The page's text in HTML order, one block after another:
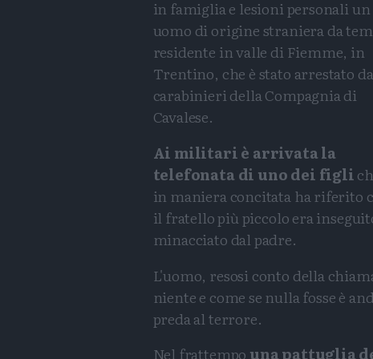
in famiglia e lesioni personali un
uomo di origine straniera da
residente in valle di Fiemme, in
Trentino, che è stato arrestato
carabinieri della Compagnia di
Cavalese.
Ai militari è arrivata la
telefonata di uno dei figli
in maniera concitata ha riferito
il fratello più piccolo era
minacciato dal padre.
L'uomo, resosi conto della
niente e come se nulla fosse è
preda al terrore.
Nel frattempo una pattuglia